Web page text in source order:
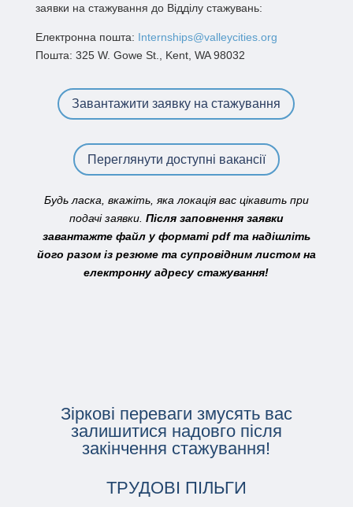
заявки на стажування до Відділу стажувань:
Електронна пошта: Internships@valleycities.org
Пошта: 325 W. Gowe St., Kent, WA 98032
Завантажити заявку на стажування
Переглянути доступні вакансії
Будь ласка, вкажіть, яка локація вас цікавить при
подачі заявки. Після заповнення заявки
завантажте файл у форматі pdf та надішліть
його разом із резюме та супровідним листом на
електронну адресу стажування!
Зіркові переваги змусять вас
залишитися надовго після
закінчення стажування!
ТРУДОВІ ПІЛЬГИ